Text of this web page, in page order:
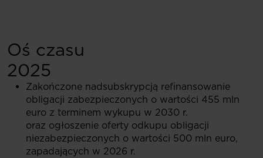
Oś czasu
2025
Zakończone nadsubskrypcją refinansowanie
obligacji zabezpieczonych o wartości 455 mln
euro z terminem wykupu w 2030 r.
oraz ogłoszenie oferty odkupu obligacji
niezabezpieczonych o wartości 500 mln euro,
zapadających w 2026 r.